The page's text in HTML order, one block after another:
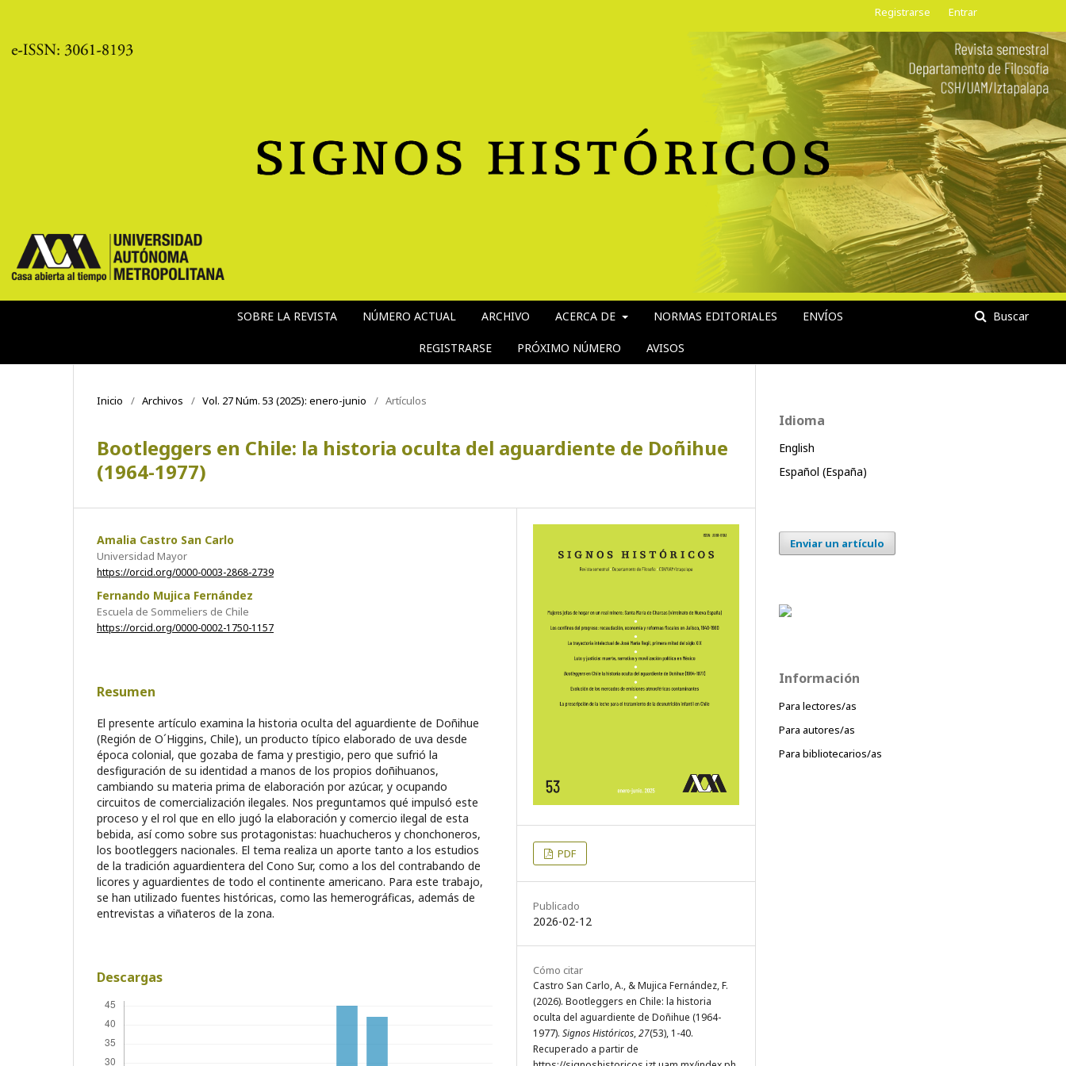
SOBRE LA REVISTA NÚMERO ACTUAL ARCHIVO ACERCA DE NORMAS EDITORIALES ENVÍOS
REGISTRARSE PRÓXIMO NÚMERO AVISOS
Buscar
Registrarse Entrar
Inicio / Archivos / Vol. 27 Núm. 53 (2025): enero-junio / Artículos
Bootleggers en Chile: la historia oculta del aguardiente de Doñihue
(1964-1977)
Amalia Castro San Carlo
Universidad Mayor
https://orcid.org/0000-0003-2868-2739
Fernando Mujica Fernández
Escuela de Sommeliers de Chile
https://orcid.org/0000-0002-1750-1157
Resumen
El presente artículo examina la historia oculta del aguardiente de Doñihue
(Región de O´Higgins, Chile), un producto típico elaborado de uva desde
época colonial, que gozaba de fama y prestigio, pero que sufrió la
desfiguración de su identidad a manos de los propios doñihuanos,
cambiando su materia prima de elaboración por azúcar, y ocupando
circuitos de comercialización ilegales. Nos preguntamos qué impulsó este
proceso y el rol que en ello jugó la elaboración y comercio ilegal de esta
bebida, así como sobre sus protagonistas: huachucheros y chonchoneros,
los bootleggers nacionales. El tema realiza un aporte tanto a los estudios
de la tradición aguardientera del Cono Sur, como a los del contrabando de
licores y aguardientes de todo el continente americano. Para este trabajo,
se han utilizado fuentes históricas, como las hemerográficas, además de
entrevistas a viñateros de la zona.
Descargas
PDF
Publicado
2026-02-12
Cómo citar
Castro San Carlo, A., & Mujica Fernández, F.
(2026). Bootleggers en Chile: la historia
oculta del aguardiente de Doñihue (1964-
1977). Signos Históricos,27(53), 1-40.
Recuperado a partir de
Idioma
English
Español (España)
Enviar un artículo
Información
Para lectores/as
Para autores/as
Para bibliotecarios/as